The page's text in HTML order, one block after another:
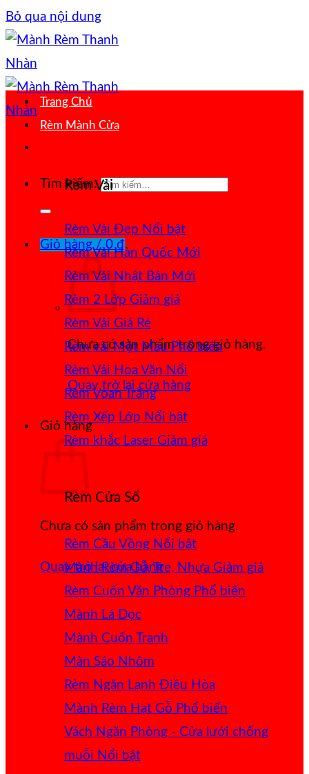
Bỏ qua nội dung
Tìm kiếm:
Giỏ hàng /0₫
Chưa có sản phẩm trong giỏ hàng.
Quay trở lại cửa hàng
Giỏ hàng
Chưa có sản phẩm trong giỏ hàng.
Quay trở lại cửa hàng
Trang Chủ
Rèm Mành Cửa
Rèm Vải
Rèm Vải Đẹp
Rèm Vải Hàn Quốc
Rèm Vải Nhật Bản
Rèm 2 Lớp
Rèm Vải Giá Rẻ
Rèm vải Một Màu
Rèm Vải Hoa Văn Nổi
Rèm Voan Trắng
Rèm Xếp Lớp
Rèm khắc Laser
Rèm Cửa Sổ
Rèm Cầu Vồng
Mành Rèm Gỗ, Tre, Nhựa
Rèm Cuốn Văn Phòng
Mành Lá Dọc
Mành Cuốn Tranh
Màn Sáo Nhôm
Rèm Ngăn Lạnh Điều Hòa
Mành Rèm Hạt Gỗ
Vách Ngăn Phòng - Cửa lưới chống
muỗi